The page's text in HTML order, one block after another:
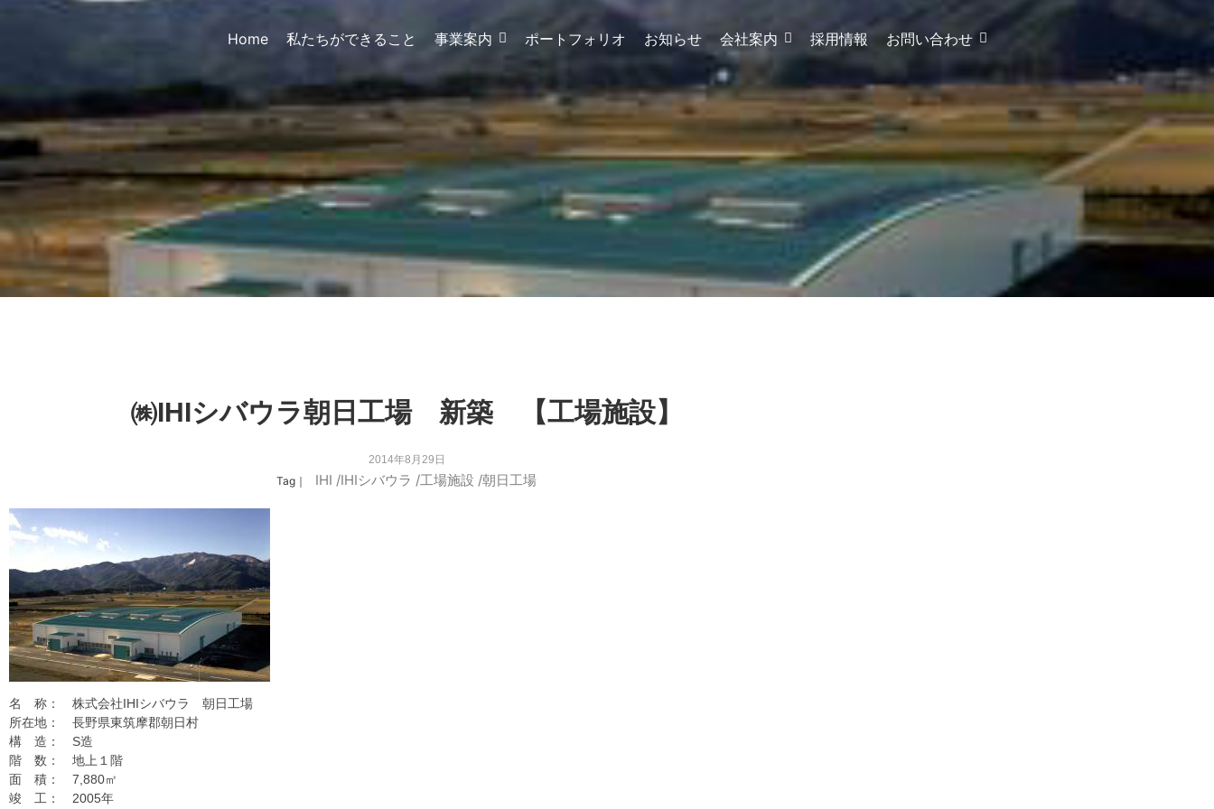
Home 私たちができること 事業案内 ポートフォリオ お知らせ 会社案内 採用情報 お問い合わせ
㈱IHIシバウラ朝日工場 新築 【工場施設】
2014年8月29日
Tag｜ IHI /IHIシバウラ /工場施設 /朝日工場
名 称： 株式会社IHIシバウラ 朝日工場
所在地： 長野県東筑摩郡朝日村
構 造： S造
階 数： 地上１階
面 積： 7,880㎡
竣 工： 2005年